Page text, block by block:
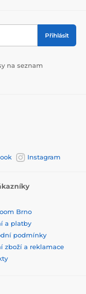
Přihlásit
na seznam
Instagram
Brno
a platby
podmínky
zboží a reklamace